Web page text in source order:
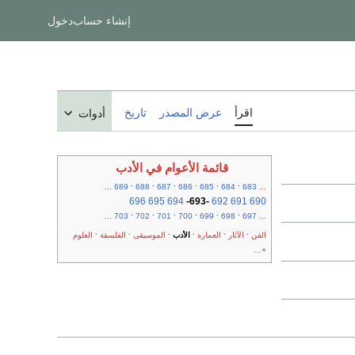
إنشاء حسابدخول
اقرأ عرض المصدر تاريخ أدوات
قائمة الأعوام في الأدب
...
683
684
685
686
687
688
689
...
690
691
692
-
693
-
694
695
696
...
697
698
699
700
701
702
703
...
الفن الآثار العمارة الأدب الموسيقى الفلسفة
العلوم
+...